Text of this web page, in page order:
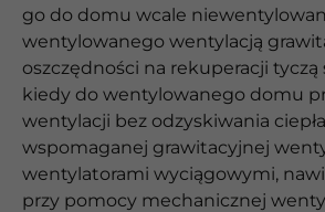
go do domu wcale
wentylowanego wentylacją
oszczędności na rekuperacji tyczą
kiedy do wentylowanego domu
wentylacji bez odzyskiwania
wspomaganej grawitacyjnej
wentylatorami wyciągowymi,
przy pomocy mechanicznej